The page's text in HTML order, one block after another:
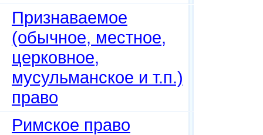
Признаваемое
(обычное, местное,
церковное,
мусульманское и т.п.)
право
Римское право